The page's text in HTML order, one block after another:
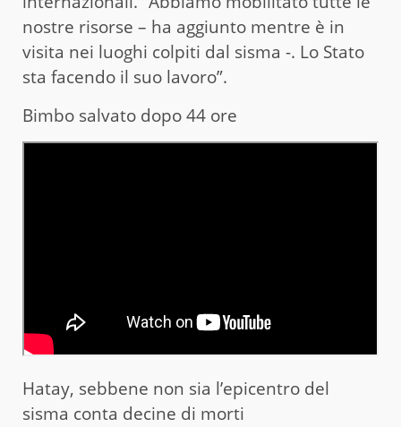
nostre risorse – ha aggiunto mentre è in
visita nei luoghi colpiti dal sisma -. Lo Stato
sta facendo il suo lavoro”.
Bimbo salvato dopo 44 ore
Hatay, sebbene non sia l’epicentro del
sisma conta decine di morti